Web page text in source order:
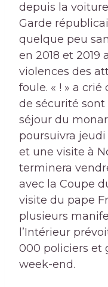
depuis la
Garde
quelque peu
en 2018 et 2019
violences des
foule. « ! » a crié
de sécurité
séjour du
poursuivra
et une visite à
terminera
avec la Coupe
visite du pape
plusieurs
l’Intérieur
000 policiers et
week-end.